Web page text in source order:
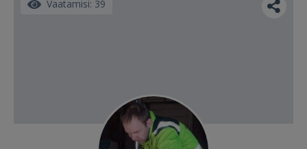
Vaatamisi: 39